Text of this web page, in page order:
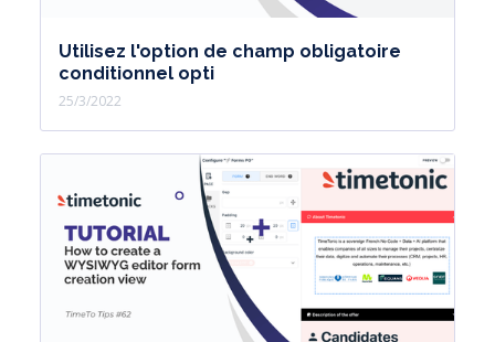
Utilisez l'option de champ obligatoire
conditionnel opti
25/3/2022